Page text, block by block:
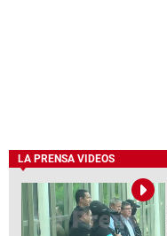
LA PRENSA VIDEOS